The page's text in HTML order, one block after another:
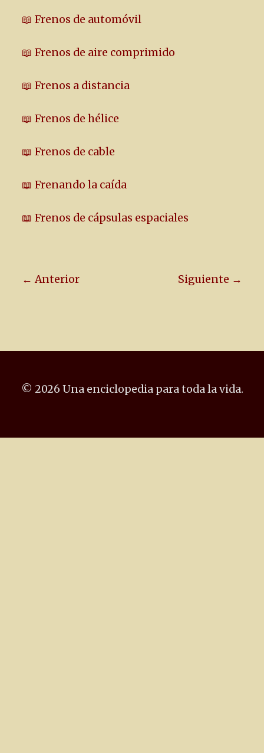
📖 Frenos de automóvil
📖 Frenos de aire comprimido
📖 Frenos a distancia
📖 Frenos de hélice
📖 Frenos de cable
📖 Frenando la caída
📖 Frenos de cápsulas espaciales
← Anterior Siguiente →
© 2026 Una enciclopedia para toda la vida.